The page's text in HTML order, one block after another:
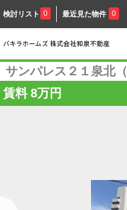
検討リスト 0 最近見た物件 0
サンパレス２１泉北（
賃料 8万円